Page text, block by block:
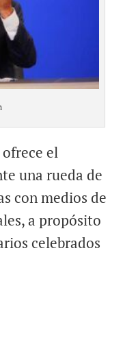
el
una rueda de
con medios de
a propósito
celebrados